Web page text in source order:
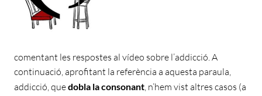
comentant les respostes al vídeo sobre l’addicció. A
continuació, aprofitant la referència a aquesta paraula,
addicció, quedobla la consonant , n’hem vist altres casos (a